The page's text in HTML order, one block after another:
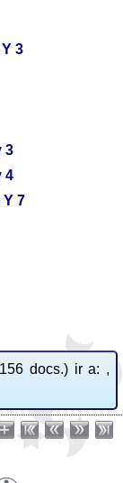
3
3
4
Y 7
docs.) ir a: ,